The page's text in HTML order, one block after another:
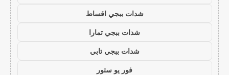
شدات ببجي اقساط
شدات ببجي تمارا
شدات ببجي تابي
فور يو ستور